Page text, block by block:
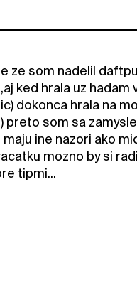
som nadelil
ked hrala uz hadam
dokonca hrala na
som sa
ine nazori ako
mozno by si
tipmi...